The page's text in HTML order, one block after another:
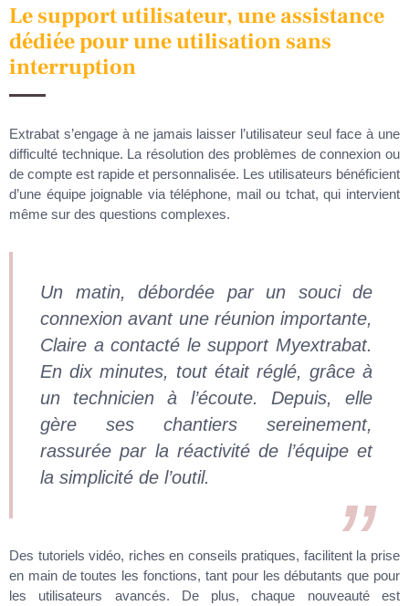
Le support utilisateur, une assistance
dédiée pour une utilisation sans
interruption
Extrabat s’engage à ne jamais laisser l’utilisateur seul face à une
difficulté technique. La résolution des problèmes de connexion ou
de compte est rapide et personnalisée. Les utilisateurs bénéficient
d’une équipe joignable via téléphone, mail ou tchat, qui intervient
même sur des questions complexes.
Un matin, débordée par un souci de
connexion avant une réunion importante,
Claire a contacté le support Myextrabat.
En dix minutes, tout était réglé, grâce à
un technicien à l’écoute. Depuis, elle
gère ses chantiers sereinement,
rassurée par la réactivité de l’équipe et
la simplicité de l’outil.
Des tutoriels vidéo, riches en conseils pratiques, facilitent la prise
en main de toutes les fonctions, tant pour les débutants que pour
les utilisateurs avancés. De plus, chaque nouveauté est